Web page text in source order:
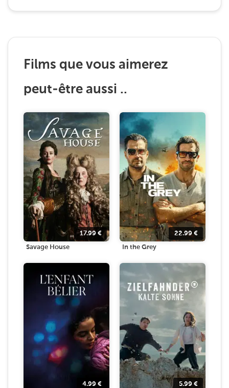
Films que vous aimerez
peut-être aussi ..
17.99 €
Savage House
22.99 €
In the Grey
4.99 € 5.99 €